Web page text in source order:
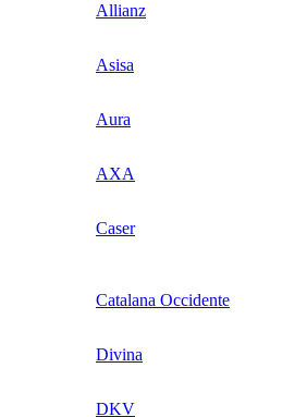
Allianz
Asisa
Aura
AXA
Caser
Catalana Occidente
Divina
DKV